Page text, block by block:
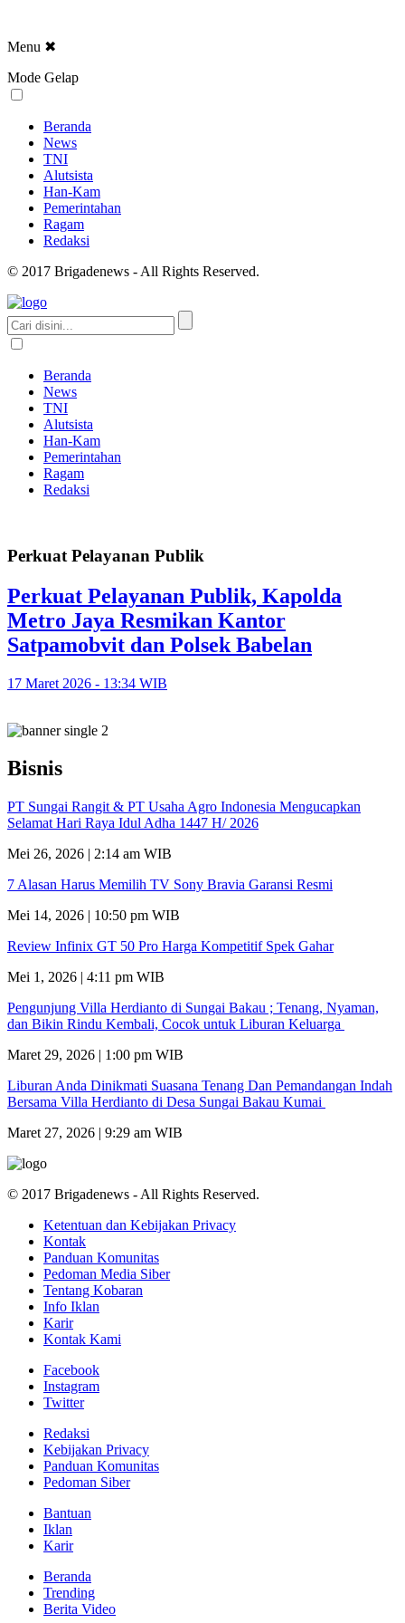
Menu ✖
Mode Gelap
Beranda
News
TNI
Alutsista
Han-Kam
Pemerintahan
Ragam
Redaksi
© 2017 Brigadenews - All Rights Reserved.
Beranda
News
TNI
Alutsista
Han-Kam
Pemerintahan
Ragam
Redaksi
Perkuat Pelayanan Publik
Perkuat Pelayanan Publik, Kapolda
Metro Jaya Resmikan Kantor
Satpamobvit dan Polsek Babelan
17 Maret 2026 - 13:34 WIB
Bisnis
PT Sungai Rangit & PT Usaha Agro Indonesia Mengucapkan
Selamat Hari Raya Idul Adha 1447 H/ 2026
Mei 26, 2026 | 2:14 am WIB
7 Alasan Harus Memilih TV Sony Bravia Garansi Resmi
Mei 14, 2026 | 10:50 pm WIB
Review Infinix GT 50 Pro Harga Kompetitif Spek Gahar
Mei 1, 2026 | 4:11 pm WIB
Pengunjung Villa Herdianto di Sungai Bakau ; Tenang, Nyaman,
dan Bikin Rindu Kembali, Cocok untuk Liburan Keluarga
Maret 29, 2026 | 1:00 pm WIB
Liburan Anda Dinikmati Suasana Tenang Dan Pemandangan Indah
Bersama Villa Herdianto di Desa Sungai Bakau Kumai
Maret 27, 2026 | 9:29 am WIB
© 2017 Brigadenews - All Rights Reserved.
Ketentuan dan Kebijakan Privacy
Kontak
Panduan Komunitas
Pedoman Media Siber
Tentang Kobaran
Info Iklan
Karir
Kontak Kami
Facebook
Instagram
Twitter
Redaksi
Kebijakan Privacy
Panduan Komunitas
Pedoman Siber
Bantuan
Iklan
Karir
Beranda
Trending
Berita Video